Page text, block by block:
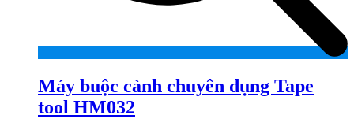
Máy buộc cành chuyên dụng Tape
tool HM032